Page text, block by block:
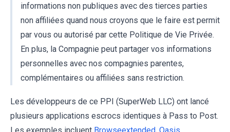
informations non publiques avec des tierces parties
non affiliées quand nous croyons que le faire est permit
par vous ou autorisé par cette Politique de Vie Privée.
En plus, la Compagnie peut partager vos informations
personnelles avec nos compagnies parentes,
complémentaires ou affiliées sans restriction.
Les développeurs de ce PPI (SuperWeb LLC) ont lancé
plusieurs applications escrocs identiques à Pass to Post.